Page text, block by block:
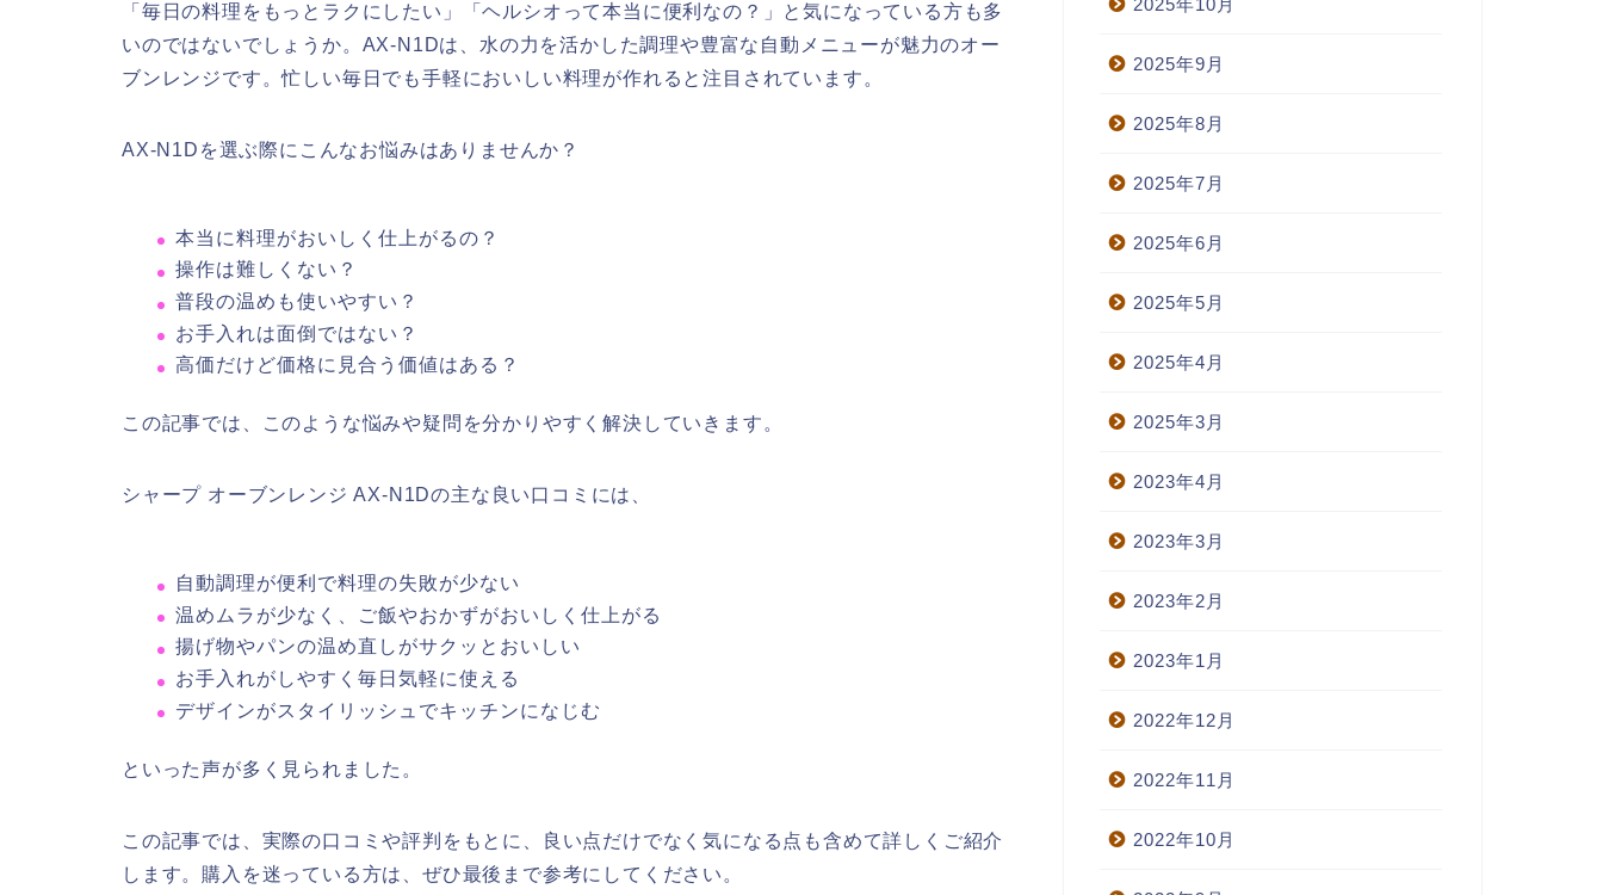
「毎日の料理をもっとラクにしたい」「ヘルシオって本当に便利なの？」と気になっている方も多
いのではないでしょうか。AX-N1Dは、水の力を活かした調理や豊富な自動メニューが魅力のオー
ブンレンジです。忙しい毎日でも手軽においしい料理が作れると注目されています。
AX-N1Dを選ぶ際にこんなお悩みはありませんか？
本当に料理がおいしく仕上がるの？
操作は難しくない？
普段の温めも使いやすい？
お手入れは面倒ではない？
高価だけど価格に見合う価値はある？
この記事では、このような悩みや疑問を分かりやすく解決していきます。
シャープ オーブンレンジ AX-N1Dの主な良い口コミには、
自動調理が便利で料理の失敗が少ない
温めムラが少なく、ご飯やおかずがおいしく仕上がる
揚げ物やパンの温め直しがサクッとおいしい
お手入れがしやすく毎日気軽に使える
デザインがスタイリッシュでキッチンになじむ
といった声が多く見られました。
この記事では、実際の口コミや評判をもとに、良い点だけでなく気になる点も含めて詳しくご紹介
します。購入を迷っている方は、ぜひ最後まで参考にしてください。
2025年9月
2025年8月
2025年7月
2025年6月
2025年5月
2025年4月
2025年3月
2023年4月
2023年3月
2023年2月
2023年1月
2022年12月
2022年11月
2022年10月